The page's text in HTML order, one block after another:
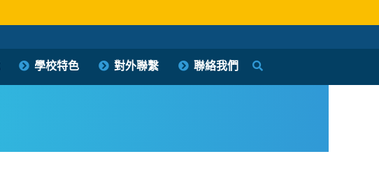
學校特色 對外聯繫 聯絡我們